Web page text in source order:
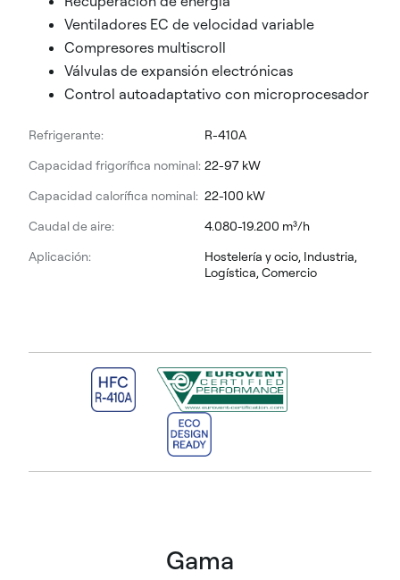
Ventiladores EC de velocidad variable
Compresores multiscroll
Válvulas de expansión electrónicas
Control autoadaptativo con microprocesador
Refrigerante:
R-410A
Capacidad frigorífica nominal: 22-97 kW
Capacidad calorífica nominal: 22-100 kW
Caudal de aire:
4.080-19.200 m³/h
Aplicación:
Hostelería y ocio, Industria,
Logística, Comercio
Gama